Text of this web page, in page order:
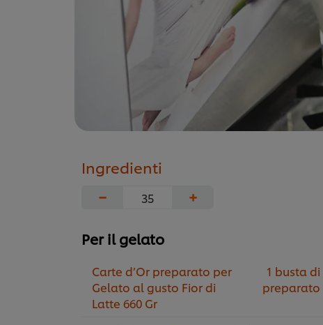
Ingredienti
−
+
Per il gelato
Carte d’Or preparato per
Gelato al gusto Fior di
Latte 660 Gr
1 busta di
preparato